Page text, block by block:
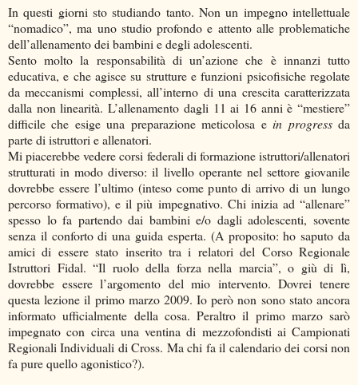
In questi giorni sto studiando tanto. Non un impegno intellettuale
“nomadico”, ma uno studio profondo e attento alle problematiche
dell’allenamento dei bambini e degli adolescenti.
Sento molto la responsabilità di un’azione che è innanzi tutto
educativa, e che agisce su strutture e funzioni psicofisiche regolate
da meccanismi complessi, all’interno di una crescita caratterizzata
dalla non linearità. L’allenamento dagli 11 ai 16 anni è “mestiere”
difficile che esige una preparazione meticolosa ein progressda
parte di istruttori e allenatori.
Mi piacerebbe vedere corsi federali di formazione istruttori/allenatori
strutturati in modo diverso: il livello operante nel settore giovanile
dovrebbe essere l’ultimo (inteso come punto di arrivo di un lungo
percorso formativo), e il più impegnativo. Chi inizia ad “allenare”
spesso lo fa partendo dai bambini e/o dagli adolescenti, sovente
senza il conforto di una guida esperta. (A proposito: ho saputo da
amici di essere stato inserito tra i relatori del Corso Regionale
Istruttori Fidal. “Il ruolo della forza nella marcia”, o giù di lì,
dovrebbe essere l’argomento del mio intervento. Dovrei tenere
questa lezione il primo marzo 2009. Io però non sono stato ancora
informato ufficialmente della cosa. Peraltro il primo marzo sarò
impegnato con circa una ventina di mezzofondisti ai Campionati
Regionali Individuali di Cross. Ma chi fa il calendario dei corsi non
fa pure quello agonistico?).